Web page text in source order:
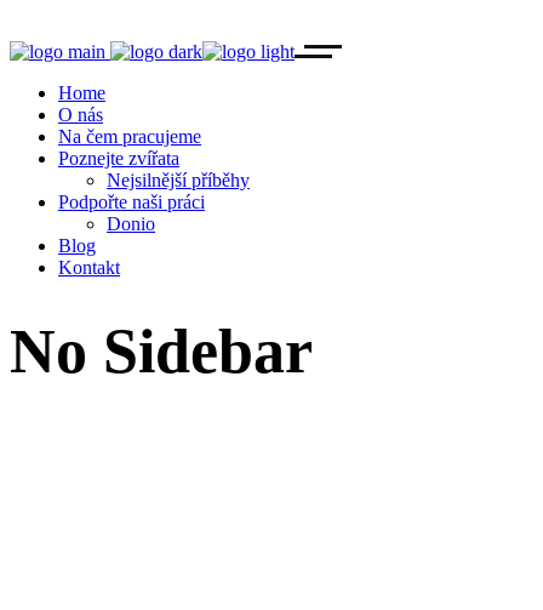
Home
O nás
Na čem pracujeme
Poznejte zvířata
Nejsilnější příběhy
Podpořte naši práci
Donio
Blog
Kontakt
No Sidebar